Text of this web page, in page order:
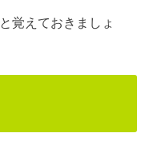
と覚えておきましょ